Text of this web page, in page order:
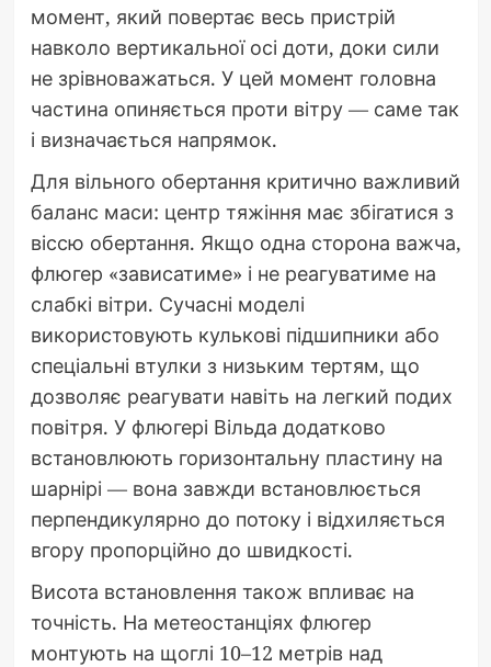
момент, який повертає весь пристрій
навколо вертикальної осі доти, доки сили
не зрівноважаться. У цей момент головна
частина опиняється проти вітру — саме так
і визначається напрямок.
Для вільного обертання критично важливий
баланс маси: центр тяжіння має збігатися з
віссю обертання. Якщо одна сторона важча,
флюгер «зависатиме» і не реагуватиме на
слабкі вітри. Сучасні моделі
використовують кулькові підшипники або
спеціальні втулки з низьким тертям, що
дозволяє реагувати навіть на легкий подих
повітря. У флюгері Вільда додатково
встановлюють горизонтальну пластину на
шарнірі — вона завжди встановлюється
перпендикулярно до потоку і відхиляється
вгору пропорційно до швидкості.
Висота встановлення також впливає на
точність. На метеостанціях флюгер
монтують на щоглі 10–12 метрів над